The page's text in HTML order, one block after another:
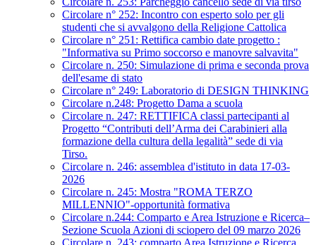
Circolare n° 252: Incontro con esperto solo per gli
studenti che si avvalgono della Religione Cattolica
Circolare n° 251: Rettifica cambio date progetto :
"Informativa su Primo soccorso e manovre salvavita"
Circolare n. 250: Simulazione di prima e seconda prova
dell'esame di stato
Circolare n° 249: Laboratorio di DESIGN THINKING
Circolare n.248: Progetto Dama a scuola
Circolare n. 247: RETTIFICA classi partecipanti al
Progetto “Contributi dell’Arma dei Carabinieri alla
formazione della cultura della legalità” sede di via
Tirso.
Circolare n. 246: assemblea d'istituto in data 17-03-
2026
Circolare n. 245: Mostra "ROMA TERZO
MILLENNIO"-opportunità formativa
Circolare n.244: Comparto e Area Istruzione e Ricerca–
Sezione Scuola Azioni di sciopero del 09 marzo 2026